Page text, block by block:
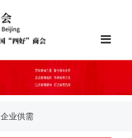
企业供需